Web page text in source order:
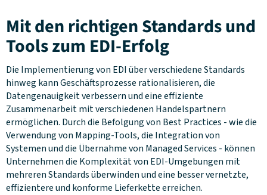
Mit den richtigen Standards und
Tools zum EDI-Erfolg
Die Implementierung von EDI über verschiedene Standards
hinweg kann Geschäftsprozesse rationalisieren, die
Datengenauigkeit verbessern und eine effiziente
Zusammenarbeit mit verschiedenen Handelspartnern
ermöglichen. Durch die Befolgung von Best Practices - wie die
Verwendung von Mapping-Tools, die Integration von
Systemen und die Übernahme von Managed Services - können
Unternehmen die Komplexität von EDI-Umgebungen mit
mehreren Standards überwinden und eine besser vernetzte,
effizientere und konforme Lieferkette erreichen.